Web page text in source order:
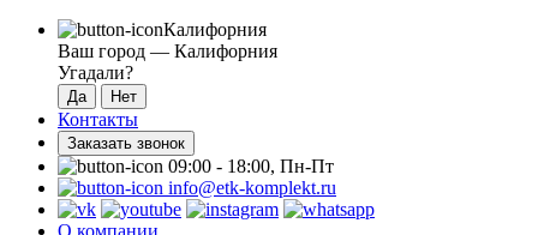
Калифорния
Ваш город — Калифорния
Угадали?
Контакты
Заказать звонок
09:00 - 18:00, Пн-Пт
info@etk-komplekt.ru
О компании